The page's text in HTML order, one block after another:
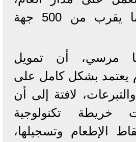
بالشراكة مع ما يقرب من 500 جهة
مرسي، أن تمويل
يعتمد بشكل كامل على
لافتة إلى أن
خريطة تكنولوجية
الإطعام وتسجيلها،